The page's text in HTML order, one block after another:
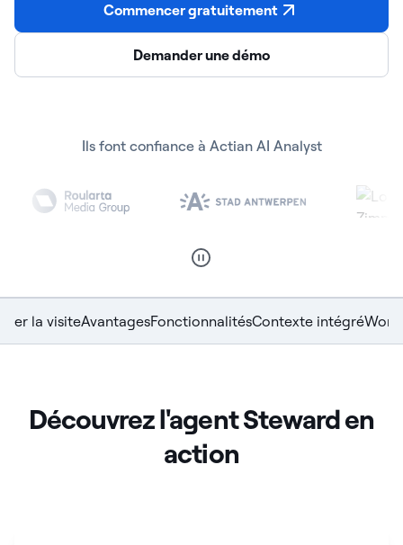
Commencer gratuitement
Demander une démo
Ils font confiance à Actian AI Analyst
la visiteAvantagesFonctionnalitésContexte intégré
Découvrez l'agent Steward en
action